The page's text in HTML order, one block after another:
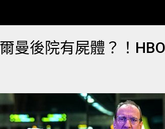
曼後院有屍體？！